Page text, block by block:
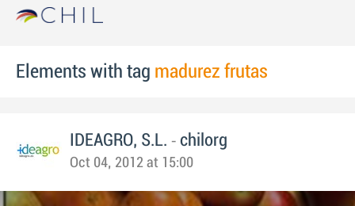
Elements with tag madurez frutas
IDEAGRO, S.L. - chilorg
Oct 04, 2012 at 15:00